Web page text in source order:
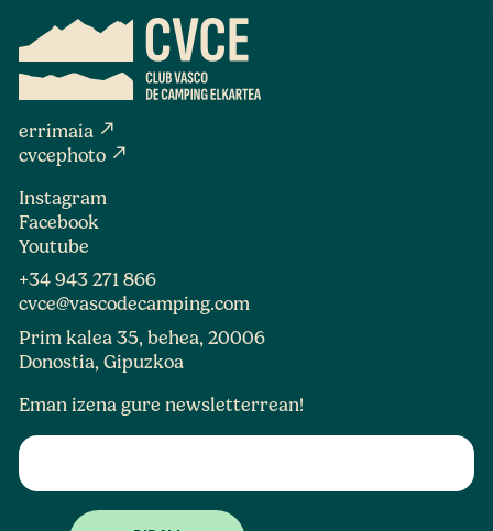
errimaia north_east
cvcephoto north_east
Instagram
Facebook
Youtube
+34 943 271 866
cvce@vascodecamping.com
Prim kalea 35, behea, 20006
Donostia, Gipuzkoa
Eman izena gure newsletterrean!